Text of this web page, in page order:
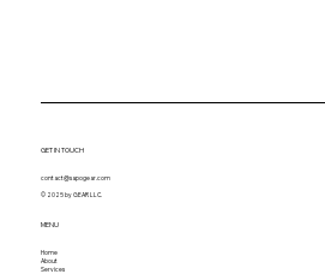
GET IN TOUCH
contact@sapogear.com
© 2025 by GEAR LLC.
MENU
Home
About
Services